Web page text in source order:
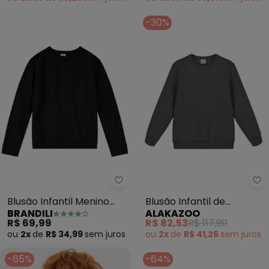
Brandili - Blusão Infantil
Blusão Infantil Menino
(Preto)
BRANDILI
R$ 69,99
ou 2x de R$ 34,99 sem juros
-30%
Blusão Infantil de
Moletom Menino (Cinza)
ALAKAZOO
R$ 82,53R$ 117,90
ou 2x de R$ 41,26 sem juros
-65% -64%